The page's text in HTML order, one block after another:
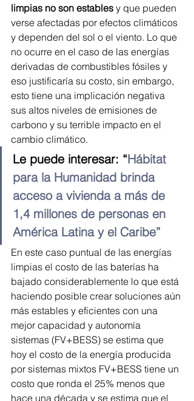
limpias no son estables y que pueden
verse afectadas por efectos climáticos
y dependen del sol o el viento. Lo que
no ocurre en el caso de las energías
derivadas de combustibles fósiles y
eso justificaría su costo, sin embargo,
esto tiene una implicación negativa
sus altos niveles de emisiones de
carbono y su terrible impacto en el
cambio climático.
Le puede interesar: “Hábitat
para la Humanidad brinda
acceso a vivienda a más de
1,4 millones de personas en
América Latina y el Caribe”
En este caso puntual de las energías
limpias el costo de las baterías ha
bajado considerablemente lo que está
haciendo posible crear soluciones aún
más estables y eficientes con una
mejor capacidad y autonomía
sistemas (FV+BESS) se estima que
hoy el costo de la energía producida
por sistemas mixtos FV+BESS tiene un
costo que ronda el 25% menos que
hace una década y se estima que el